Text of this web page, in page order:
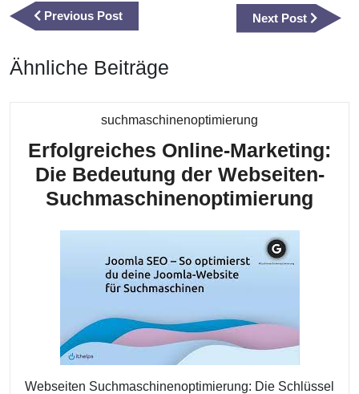
Previous PostPrevious
Post
Next Post
Next
Post
Ähnliche Beiträge
suchmaschinenoptimierung
Erfolgreiches Online-Marketing:
Die Bedeutung der Webseiten-
Suchmaschinenoptimierung
Webseiten Suchmaschinenoptimierung: Die Schlüssel